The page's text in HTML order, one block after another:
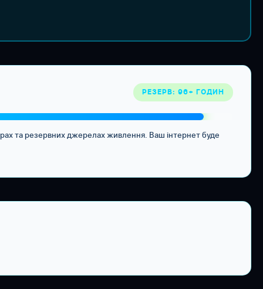
РЕЗЕРВ: 96+ ГОДИН
та резервних джерелах живлення. Ваш інтернет буде